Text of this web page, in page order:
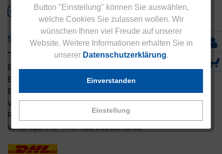
Button "Einstellung" können Sie auswählen,
welche Cookies Sie zulassen wollen. Wir
wünschen Ihnen viel Freude auf unserer
Website. Weitere Informationen erhalten Sie in
unserer Datenschutzerklärung.
Einstellung
Einverstanden
Service & Versand
Eucell Gesundheitsservice
Eucell Ernährungscoach
Eucell Fitness Coach
Versandbedingungen
Rücksendung
Versandpartner innerhalb Deutschlands